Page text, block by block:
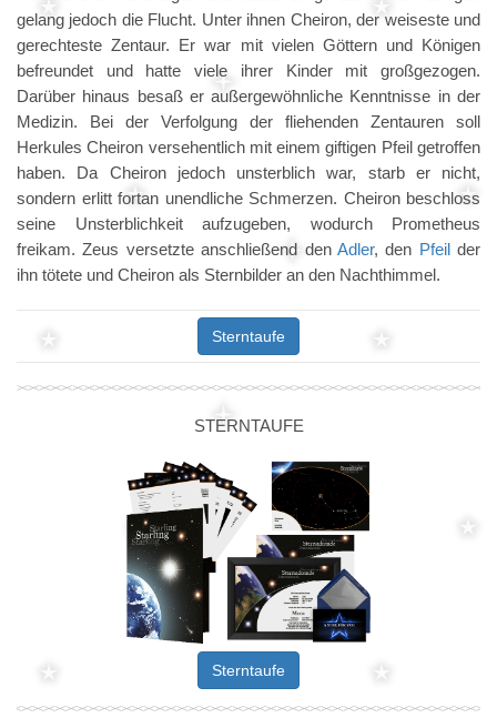
gelang jedoch die Flucht. Unter ihnen Cheiron, der weiseste und
gerechteste Zentaur. Er war mit vielen Göttern und Königen
befreundet und hatte viele ihrer Kinder mit großgezogen.
Darüber hinaus besaß er außergewöhnliche Kenntnisse in der
Medizin. Bei der Verfolgung der fliehenden Zentauren soll
Herkules Cheiron versehentlich mit einem giftigen Pfeil getroffen
haben. Da Cheiron jedoch unsterblich war, starb er nicht,
sondern erlitt fortan unendliche Schmerzen. Cheiron beschloss
seine Unsterblichkeit aufzugeben, wodurch Prometheus
freikam. Zeus versetzte anschließend den Adler, den Pfeilder
ihn tötete und Cheiron als Sternbilder an den Nachthimmel.
Sterntaufe
STERNTAUFE
Sterntaufe